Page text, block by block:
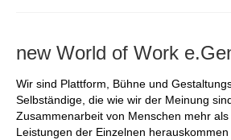
new World of Work
Wir sind Plattform, Bühne und
Selbständige, die wie wir der Meinung
Zusammenarbeit von Menschen mehr
Leistungen der Einzelnen herauskommen